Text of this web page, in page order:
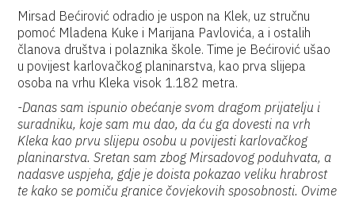
Mirsad Bećirović odradio je uspon na Klek, uz stručnu
pomoć Mladena Kuke i Marijana Pavlovića, a i ostalih
članova društva i polaznika škole. Time je Bećirović ušao
u povijest karlovačkog planinarstva, kao prva slijepa
osoba na vrhu Kleka visok 1.182 metra.
-Danas sam ispunio obećanje svom dragom prijatelju i
suradniku, koje sam mu dao, da ću ga dovesti na vrh
Kleka kao prvu slijepu osobu u povijesti karlovačkog
planinarstva. Sretan sam zbog Mirsadovog poduhvata, a
nadasve uspjeha, gdje je doista pokazao veliku hrabrost
te kako se pomiču granice čovjekovih sposobnosti. Ovime